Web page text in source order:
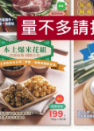
煮湯—湯煮好
滾2分鐘 涼拌
出，加入調味
內附保鮮劑，
食安 共同